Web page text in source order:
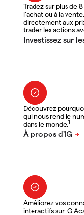
Tradez sur plus de
l'achat ou à la
directement aux
trader les actions
Découvrez
qui nous rend le
dans le monde.1
Améliorez vos
interactifs sur IG